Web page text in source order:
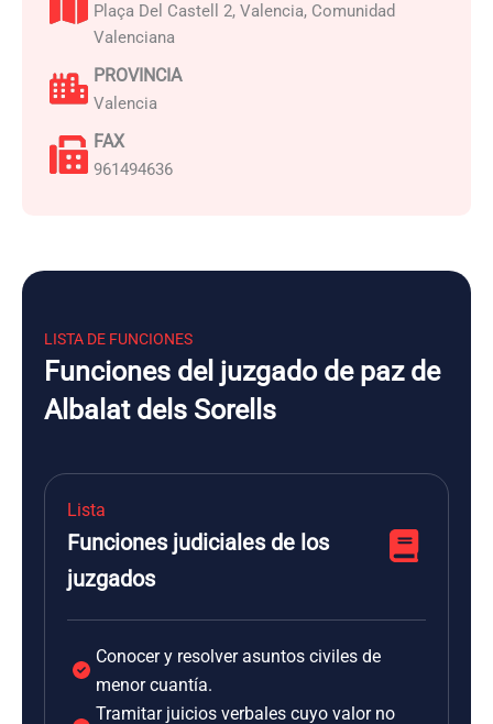
Plaça Del Castell 2, Valencia, Comunidad
Valenciana
PROVINCIA
Valencia
FAX
961494636
LISTA DE FUNCIONES
Funciones del juzgado de paz de
Albalat dels Sorells
Lista
Funciones judiciales de los
juzgados
Conocer y resolver asuntos civiles de
menor cuantía.
Tramitar juicios verbales cuyo valor no